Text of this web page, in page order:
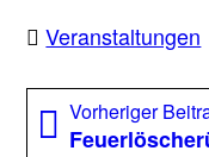
Veranstaltungen
Vorheriger